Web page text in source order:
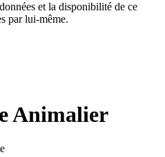
et la disponibilité de ce
par lui-même.
Animalier